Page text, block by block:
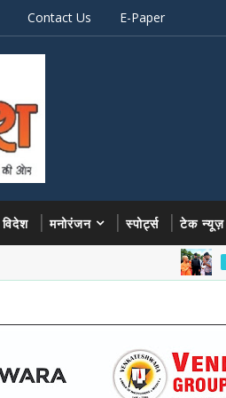
Contact Us E-Paper
विदेश मनोरंजन स्पोर्ट्स टेक न्यूज़
उत्तर प्रदेश